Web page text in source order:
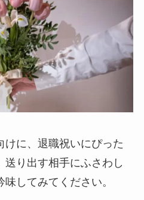
けに、退職祝いにぴった
送り出す相手にふさわし
してみてください。